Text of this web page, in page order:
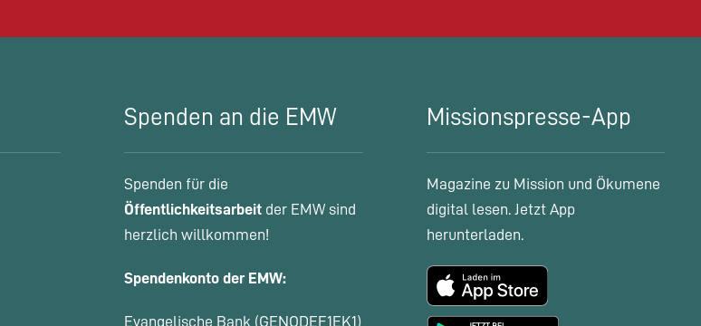
Spenden an die EMW
Spenden für die
Öffentlichkeitsarbeit der EMW sind
herzlich willkommen!
Spendenkonto der EMW:
Evangelische Bank (GENODEF1EK1)
Missionspresse-App
Magazine zu Mission und Ökumene
digital lesen. Jetzt App
herunterladen.